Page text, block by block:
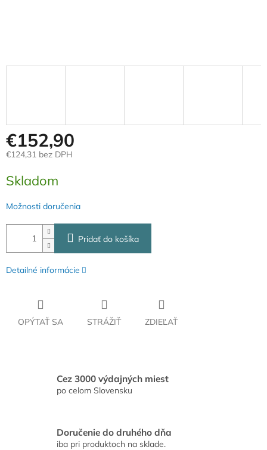
€152,90
€124,31 bez DPH
cena:
Skladom
Možnosti doručenia
Pridať do košíka
Detailné informácie
OPÝTAŤ SA STRÁŽIŤ ZDIEĽAŤ
Cez 3000 výdajných miest
po celom Slovensku
Doručenie do druhého dňa
iba pri produktoch na sklade.